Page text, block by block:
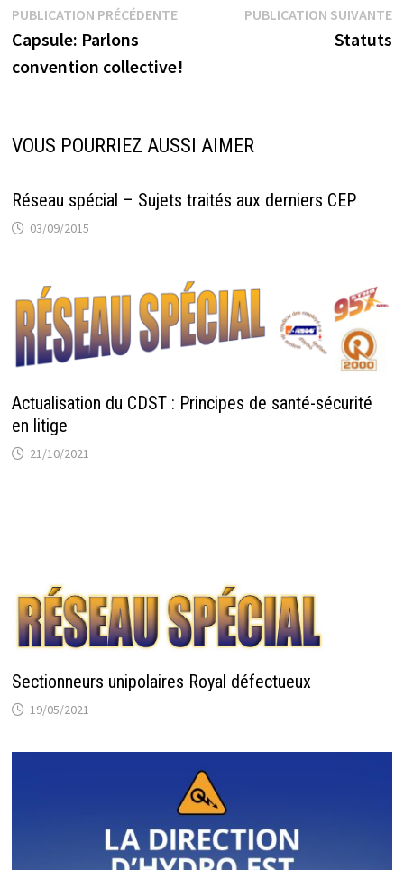
Navigation
de
PUBLICATION PRÉCÉDENTEPublication
Capsule: Parlons
convention collective!
PUBLICATION SUIVANTE
Statuts
VOUS POURRIEZ AUSSI AIMER
Réseau spécial – Sujets traités aux derniers CEP
03/09/2015
Actualisation du CDST : Principes de santé-sécurité
en litige
21/10/2021
Sectionneurs unipolaires Royal défectueux
19/05/2021